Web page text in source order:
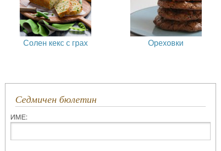
Солен кекс с грах Ореховки
Седмичен бюлетин
ИМЕ: